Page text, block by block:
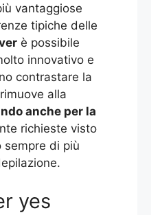
vantaggiose
tipiche delle
è possibile
innovativo e
contrastare la
alla
anche per la
richieste visto
sempre di più
yes